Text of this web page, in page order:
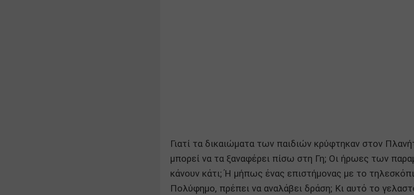
Γιατί τα δικαιώματα των παιδιών κρύφτηκαν στον
μπορεί να τα ξαναφέρει πίσω στη Γη; Οι ήρωες των
κάνουν κάτι; Ή μήπως ένας επιστήμονας με το
Πολύφημο, πρέπει να αναλάβει δράση; Κι αυτό το